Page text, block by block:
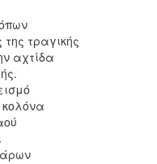
της τραγικής
αχτίδα